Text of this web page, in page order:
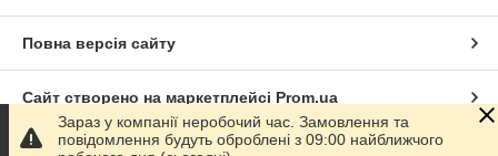
Повна версія сайту
Сайт створено на маркетплейсі Prom.ua
Політика конфіденційності
Зараз у компанії неробочий час. Замовлення та
повідомлення будуть оброблені з 09:00 найближчого